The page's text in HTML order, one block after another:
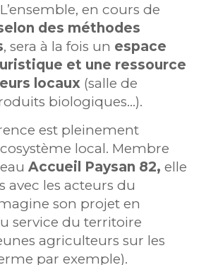
en cours de
des méthodes
, sera à la fois un espace
et une ressource
locaux (salle de
biologiques…).
est pleinement
local. Membre
Accueil Paysan 82, elle
avec les acteurs du
son projet en
service du territoire
agriculteurs sur les
par exemple).